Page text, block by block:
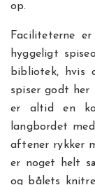
op.
Faciliteterne
hyggeligt
bibliotek,
spiser godt her
er altid en
langbordet
aftener rykker
er noget helt
og bålets